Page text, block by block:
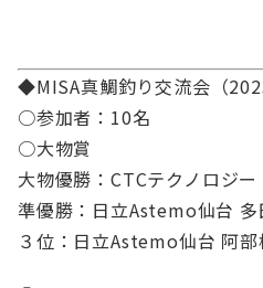
◆MISA真鯛釣り交流会（
○参加者：10名
○大物賞
大物優勝：CTCテクノロジ
準優勝：日立Astemo仙台
３位：日立Astemo仙台 阿